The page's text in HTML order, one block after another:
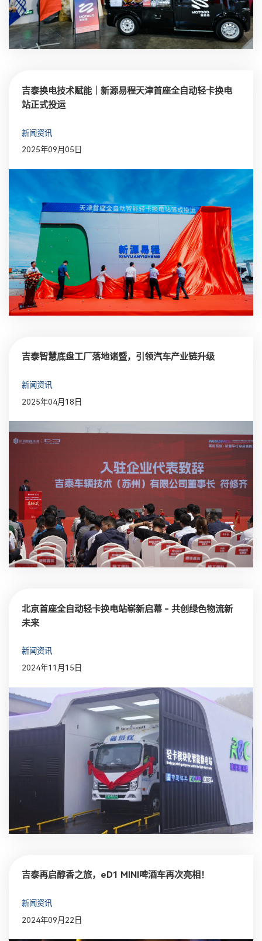
吉泰换电技术赋能｜新源易程天津首座全自动轻卡换电
站正式投运
新闻资讯
2025年09月05日
吉泰智慧底盘工厂落地诸暨，引领汽车产业链升级
新闻资讯
2025年04月18日
北京首座全自动轻卡换电站崭新启幕 - 共创绿色物流新
未来
新闻资讯
2024年11月15日
吉泰再启醇香之旅，eD1 MINI啤酒车再次亮相！
新闻资讯
2024年09月22日